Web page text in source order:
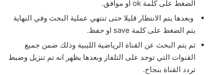
الضغط على كلمة ok او موافق.
وبعدها يتم الانتظار قليلا حتى تنتهي عملية البحث وفي النهاية
يتم الضغط على كلمة save او حفظ.
ثم يتم البحث عن القناة الرياضية الليبية وذلك ضمن جميع
القنوات التي توجد على التلفاز وبعدها يظهر انه تم تنزيل وضبط
تردد القناة بنجاح.